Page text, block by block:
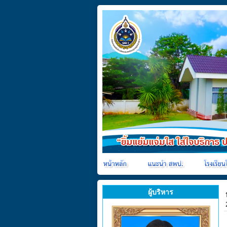
ผู้บริหาร